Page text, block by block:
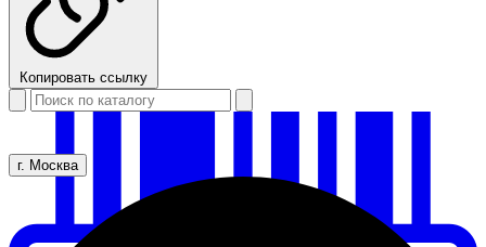
Копировать ссылку